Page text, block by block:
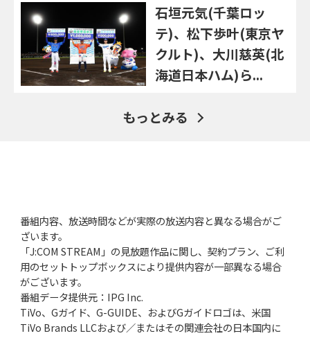
石垣元気(千葉ロッ
テ)、松下歩叶(東京ヤ
クルト)、大川慈英(北
海道日本ハム)ら...
もっとみる
番組内容、放送時間などが実際の放送内容と異なる場合がご
ざいます。
「J:COM STREAM」の見放題作品に関し、契約プラン、ご利
用のセットトップボックスにより提供内容が一部異なる場合
がございます。
番組データ提供元：IPG Inc.
TiVo、Gガイド、G-GUIDE、およびGガイドロゴは、米国
TiVo Brands LLCおよび／またはその関連会社の日本国内に